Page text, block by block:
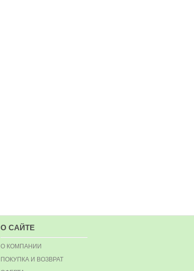
О САЙТЕ
О КОМПАНИИ
ПОКУПКА И ВОЗВРАТ